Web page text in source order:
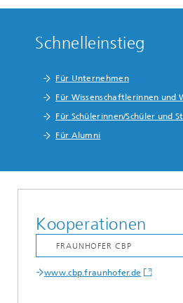
Schnelleinstieg
Für Unternehmen
Für Wissenschaftlerinnen und
Für Schülerinnen/Schüler und
Für Alumni
Kooperationen
www.cbp.fraunhofer.de